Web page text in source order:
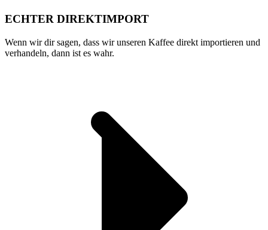
ECHTER DIREKTIMPORT
Wenn wir dir sagen, dass wir unseren Kaffee direkt importieren und
verhandeln, dann ist es wahr.